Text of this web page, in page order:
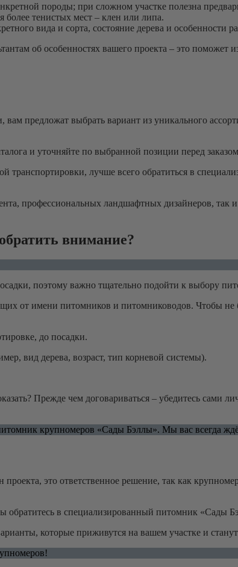
породы; при сложном участке полезна
более тенистых мест – клен или липа.
вида и сорта, состояние дерева и особенности
об особенностях вашего проекта – это поможет
предложат выбрать вариант из уникального
и уточняйте по выбранной позиции перед
транспортировки, лучше всего обратиться в
профессиональных ландшафтных дизайнеров, так
внимание?
поэтому важно тщательно подойти к выбору
от имени питомников и питомниководов. Чтобы не
до посадки.
вид дерева, возраст, тип корневой системы).
Прежде чем договариваться – убедитесь сами
крупномеров «Сады Бэллы». Мы вас всегда
это ответственное решение, так как
обратитесь в специализированный питомник «Сады
которые приживутся на вашем участке и